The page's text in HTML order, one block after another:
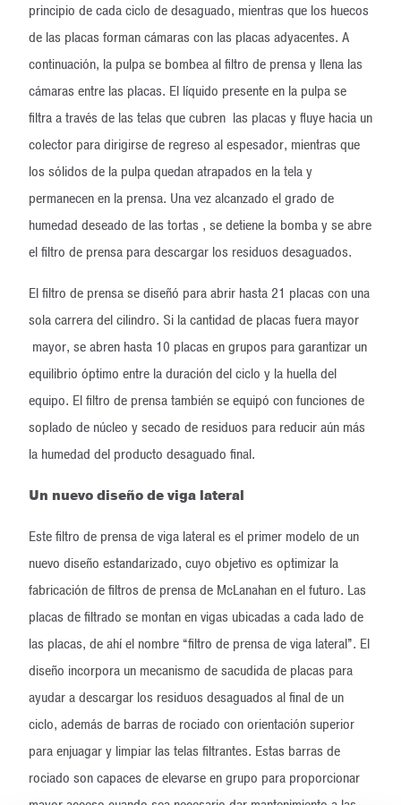
principio de cada ciclo de desaguado, mientras que los huecos
de las placas forman cámaras con las placas adyacentes. A
continuación, la pulpa se bombea al filtro de prensa y llena las
cámaras entre las placas. El líquido presente en la pulpa se
filtra a través de las telas que cubren las placas y fluye hacia un
colector para dirigirse de regreso al espesador, mientras que
los sólidos de la pulpa quedan atrapados en la tela y
permanecen en la prensa. Una vez alcanzado el grado de
humedad deseado de las tortas , se detiene la bomba y se abre
el filtro de prensa para descargar los residuos desaguados.
El filtro de prensa se diseñó para abrir hasta 21 placas con una
sola carrera del cilindro. Si la cantidad de placas fuera mayor
mayor, se abren hasta 10 placas en grupos para garantizar un
equilibrio óptimo entre la duración del ciclo y la huella del
equipo. El filtro de prensa también se equipó con funciones de
soplado de núcleo y secado de residuos para reducir aún más
la humedad del producto desaguado final.
Un nuevo diseño de viga lateral
Este filtro de prensa de viga lateral es el primer modelo de un
nuevo diseño estandarizado, cuyo objetivo es optimizar la
fabricación de filtros de prensa de McLanahan en el futuro. Las
placas de filtrado se montan en vigas ubicadas a cada lado de
las placas, de ahí el nombre “filtro de prensa de viga lateral”. El
diseño incorpora un mecanismo de sacudida de placas para
ayudar a descargar los residuos desaguados al final de un
ciclo, además de barras de rociado con orientación superior
para enjuagar y limpiar las telas filtrantes. Estas barras de
rociado son capaces de elevarse en grupo para proporcionar